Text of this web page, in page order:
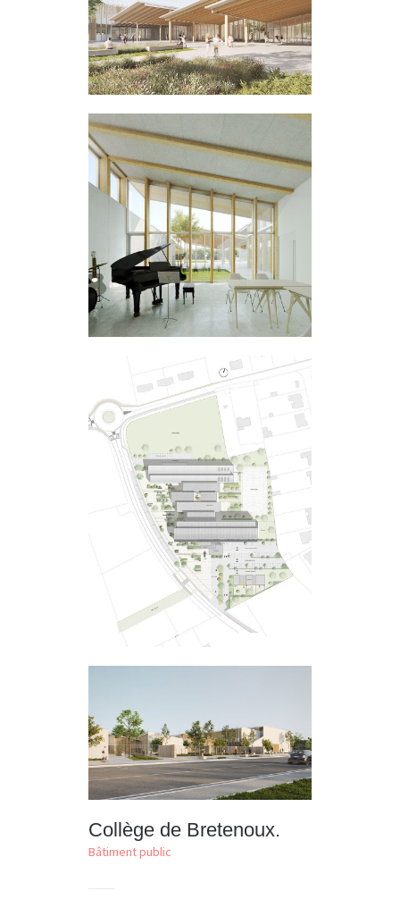
Collège de Bretenoux.
Bâtiment public